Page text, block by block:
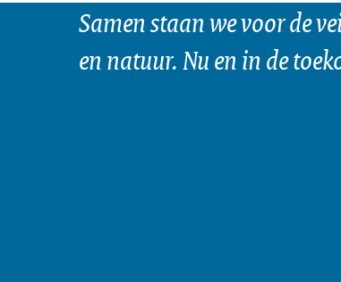
Samen staan we voor de
en natuur. Nu en in de